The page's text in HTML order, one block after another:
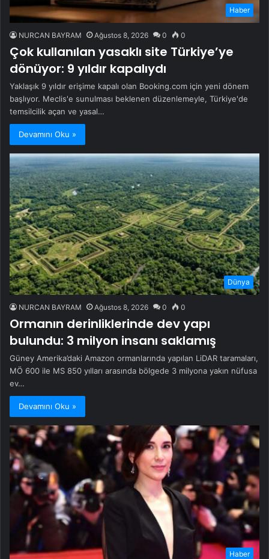
Haber
NURCAN BAYRAM Ağustos 8, 2026 0 0
Çok kullanılan yasaklı site Türkiye’ye
dönüyor: 9 yıldır kapalıydı
Yaklaşık 9 yıldır erişime kapalı olan Booking.com için yeni dönem
başlıyor. Meclis'e sunulması beklenen düzenlemeyle, Türkiye'de
temsilcilik açan ve yasal…
Devamını Oku »
Dünya
NURCAN BAYRAM Ağustos 8, 2026 0 0
Ormanın derinliklerinde dev yapı
bulundu: 3 milyon insanı saklamış
Güney Amerika’daki Amazon ormanlarında yapılan LiDAR taramaları,
MÖ 600 ile MS 850 yılları arasında bölgede 3 milyona yakın nüfusa
ev…
Devamını Oku »
Haber